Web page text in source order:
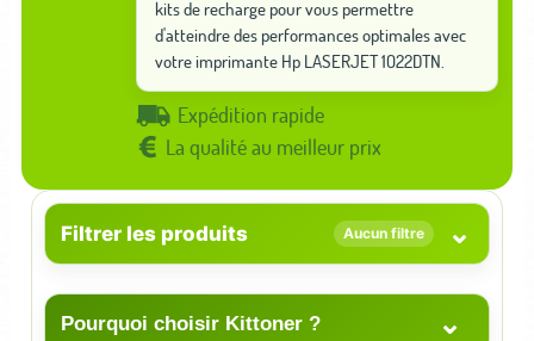
kits de recharge pour vous permettre
d'atteindre des performances optimales avec
votre imprimante Hp LASERJET 1022DTN.
Expédition rapide
La qualité au meilleur prix
Filtrer les produits Aucun filtre ⌄
Pourquoi choisir Kittoner ? ⌄